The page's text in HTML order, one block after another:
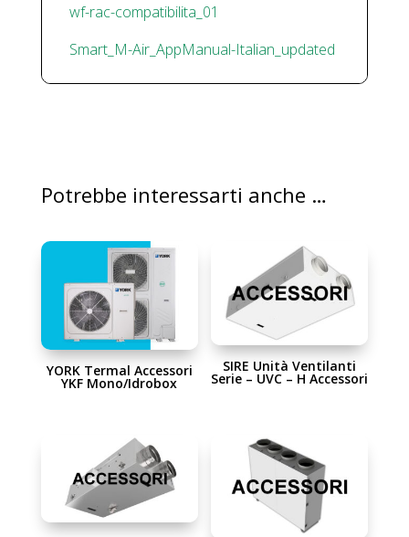
wf-rac-compatibilita_01
Smart_M-Air_AppManual-Italian_updated
Potrebbe interessarti anche …
YORK Termal Accessori
YKF Mono/Idrobox
SIRE Unità Ventilanti
Serie – UVC – H Accessori